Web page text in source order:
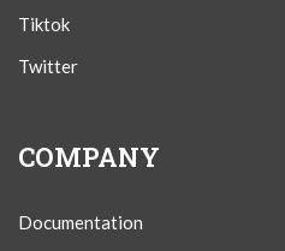
Tiktok
Twitter
COMPANY
Documentation